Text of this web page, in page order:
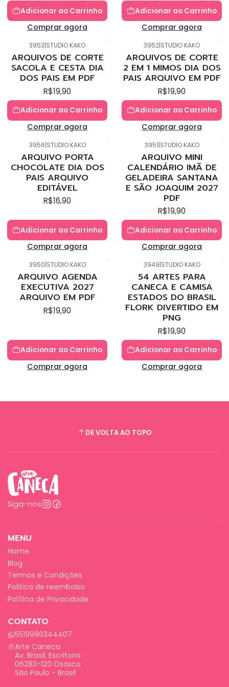
Adicionar ao Carrinho
Comprar agora
Adicionar ao Carrinho
Comprar agora
3953|STUDIO KAKO
ARQUIVOS DE CORTE
SACOLA E CESTA DIA
DOS PAIS EM PDF
R$19,90
Adicionar ao Carrinho
Comprar agora
3952|STUDIO KAKO
ARQUIVOS DE CORTE
2 EM 1 MIMOS DIA DOS
PAIS ARQUIVO EM PDF
R$19,90
Adicionar ao Carrinho
Comprar agora
3956|STUDIO KAKO
ARQUIVO PORTA
CHOCOLATE DIA DOS
PAIS ARQUIVO
EDITÁVEL
R$16,90
Adicionar ao Carrinho
Comprar agora
3951|STUDIO KAKO
ARQUIVO MINI
CALENDÁRIO IMÃ DE
GELADEIRA SANTANA
E SÃO JOAQUIM 2027
PDF
R$19,90
Adicionar ao Carrinho
Comprar agora
3950|STUDIO KAKO
ARQUIVO AGENDA
EXECUTIVA 2027
ARQUIVO EM PDF
R$19,90
Adicionar ao Carrinho
Comprar agora
3949|STUDIO KAKO
54 ARTES PARA
CANECA E CAMISA
ESTADOS DO BRASIL
FLORK DIVERTIDO EM
PNG
R$19,90
Adicionar ao Carrinho
Comprar agora
DE VOLTA AO TOPO
Siga-nos
MENU
Home
Blog
Termos e Condições
Politica de reembolso
Política de Privacidade
CONTATO
5519996344407
Arte Caneca
Av. Brasil, Escritorio
06283-120 Osasco
São Paulo - Brasil